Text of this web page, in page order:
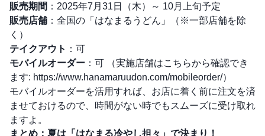
販売期間 ：2025年7月31日（木）～ 10月上旬予定
販売店舗 ：全国の「はなまるうどん」（※一部店舗を除
く）
テイクアウト ：可
モバイルオーダー ：可 （実施店舗はこちらから確認でき
ます: https://www.hanamaruudon.com/mobileorder/）
モバイルオーダーを活用すれば、お店に着く前に注文を済
ませておけるので、時間がない時でもスムーズに受け取れ
ますよ。
まとめ：夏は「はなまる冷やし担々」で決まり！